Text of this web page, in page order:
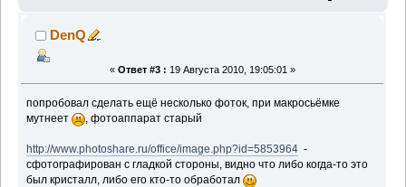
DenQ
« Ответ #3 : 19 Августа 2010, 19:05:01 »
попробовал сделать ещё несколько фоток, при макросьёмке
мутнеет
, фотоаппарат старый
http://www.photoshare.ru/office/image.php?id=5853964 -
сфотографирован с гладкой стороны, видно что либо когда-то это
был кристалл, либо его кто-то обработал